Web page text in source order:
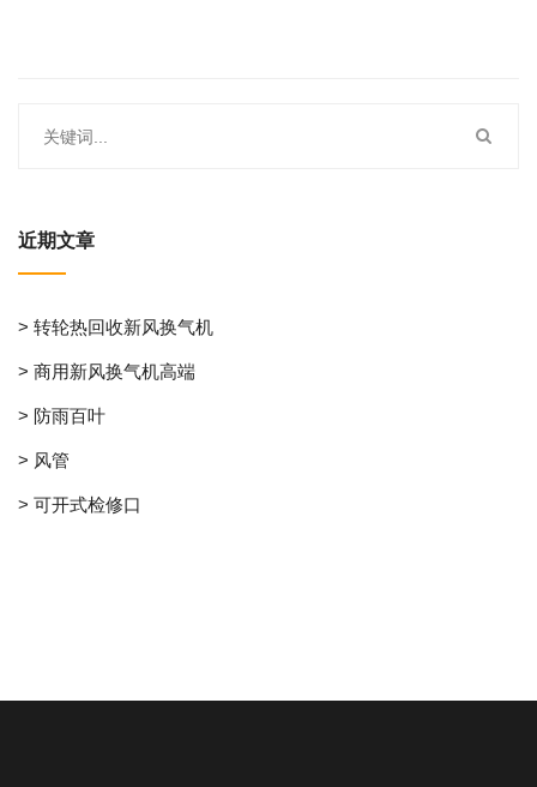
近期文章
> 转轮热回收新风换气机
> 商用新风换气机高端
> 防雨百叶
> 风管
> 可开式检修口